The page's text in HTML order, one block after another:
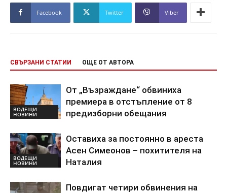
Facebook Twitter Viber
СВЪРЗАНИ СТАТИИ ОЩЕ ОТ АВТОРА
ВОДЕЩИ
НОВИНИ
От „Възраждане“ обвиниха
премиера в отстъпление от 8
предизборни обещания
ВОДЕЩИ
НОВИНИ
Оставиха за постоянно в ареста
Асен Симеонов – похитителя на
Наталия
Повдигат четири обвинения на